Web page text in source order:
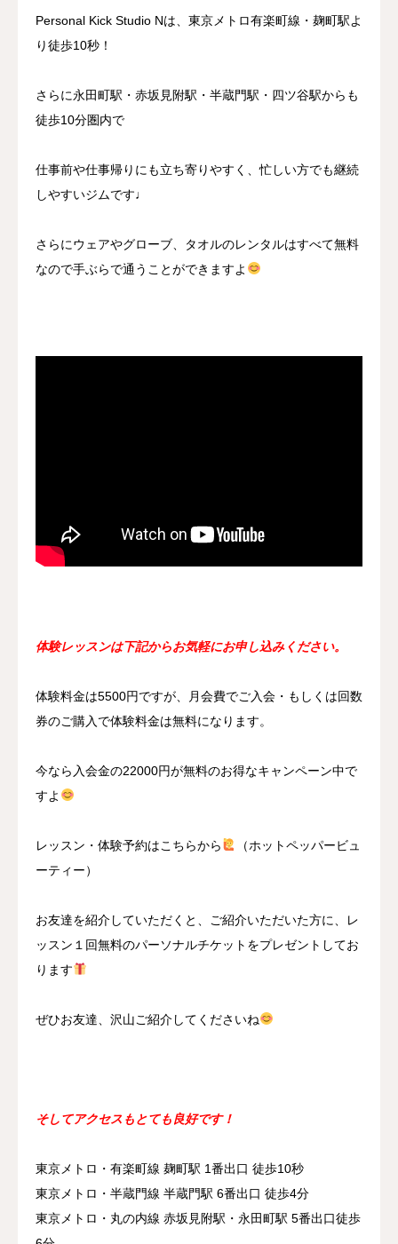
Personal Kick Studio Nは、東京メトロ有楽町線・麹町駅よ
り徒歩10秒！
さらに永田町駅・赤坂見附駅・半蔵門駅・四ツ谷駅からも
徒歩10分圏内で
仕事前や仕事帰りにも立ち寄りやすく、忙しい方でも継続
しやすいジムです♩
さらにウェアやグローブ、タオルのレンタルはすべて無料
なので手ぶらで通うことができますよ
体験レッスンは下記からお気軽にお申し込みください。
体験料金は5500円ですが、月会費でご入会・もしくは回数
券のご購入で体験料金は無料になります。
今なら入会金の22000円が無料のお得なキャンペーン中で
すよ
レッスン・体験予約はこちらから
（ホットペッパービュ
ーティー）
お友達を紹介していただくと、ご紹介いただいた方に、レ
ッスン１回無料のパーソナルチケットをプレゼントしてお
ります
ぜひお友達、沢山ご紹介してくださいね
そしてアクセスもとても良好です！
東京メトロ・有楽町線 麹町駅 1番出口 徒歩10秒
東京メトロ・半蔵門線 半蔵門駅 6番出口 徒歩4分
東京メトロ・丸の内線 赤坂見附駅・永田町駅 5番出口徒歩